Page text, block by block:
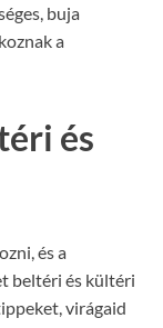
buja
a
és
és a
beltéri és kültéri
virágaid